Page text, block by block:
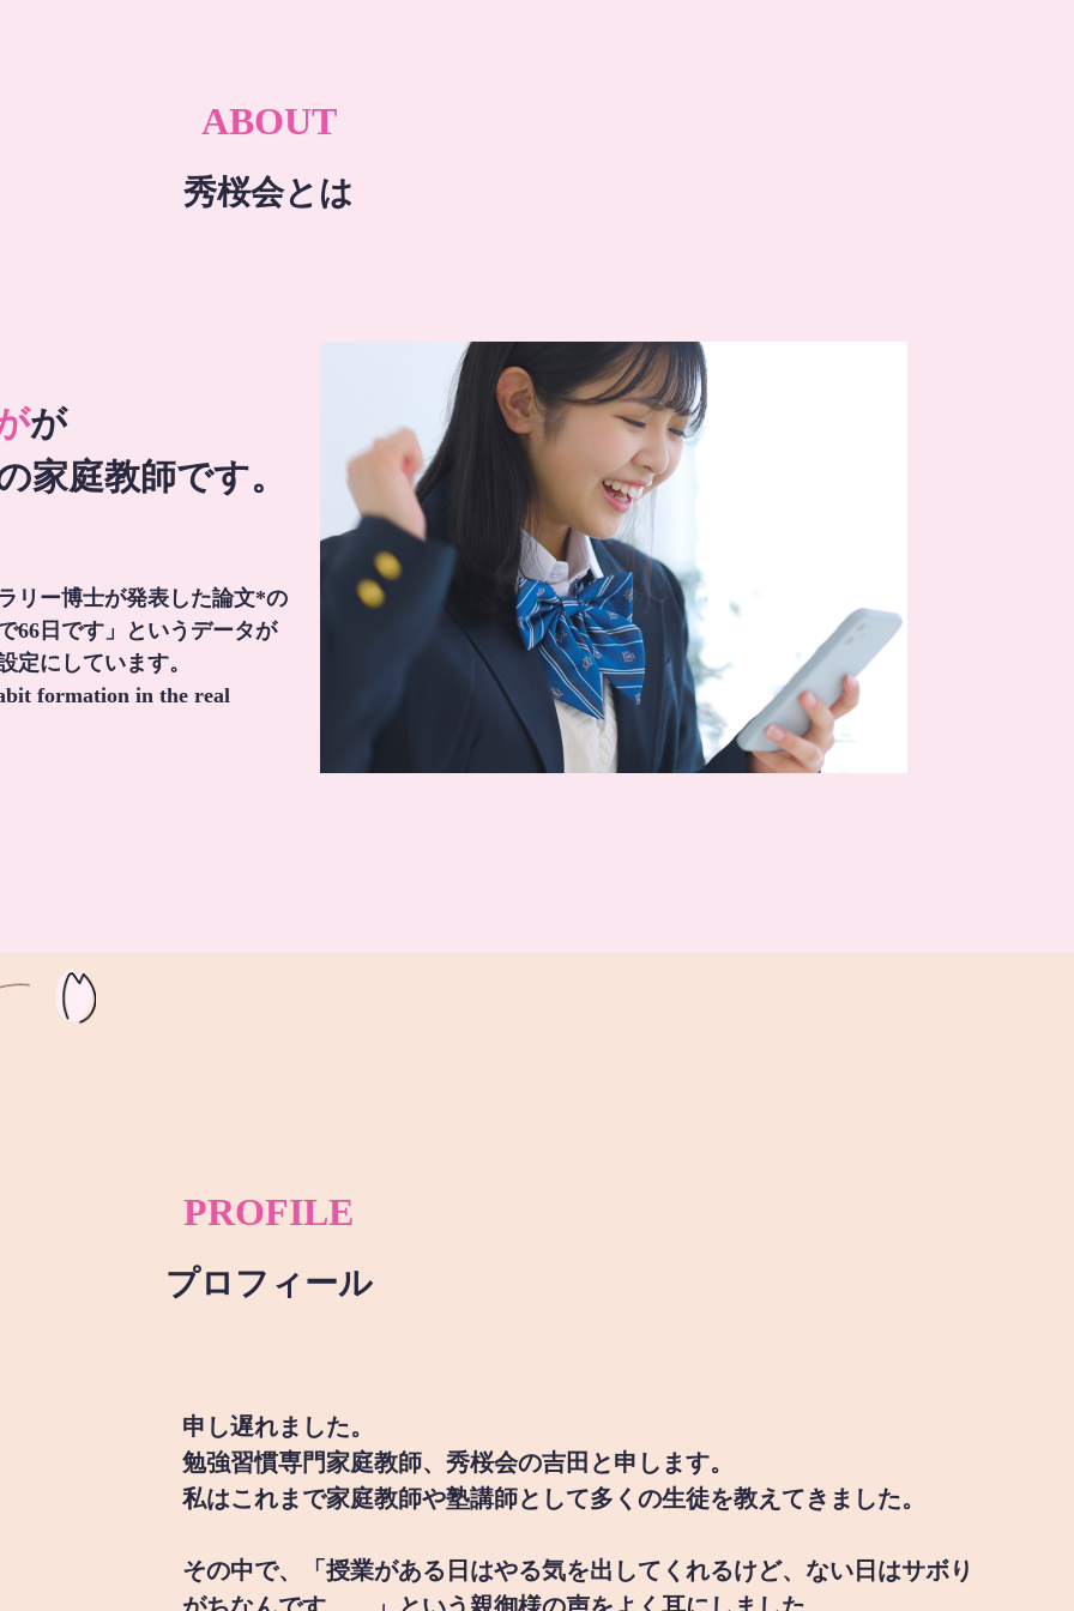
ABOUT
秀桜会とは
が
家庭教師です。
リー博士が発表した論文*の
66日です」というデータが
定にしています。
formation in the real
PROFILE
プロフィール
申し遅れました。
勉強習慣専門家庭教師、秀桜会の吉田と申します。
私はこれまで家庭教師や塾講師として多くの生徒を教えてきました。
その中で、「授業がある日はやる気を出してくれるけど、ない日はサボり